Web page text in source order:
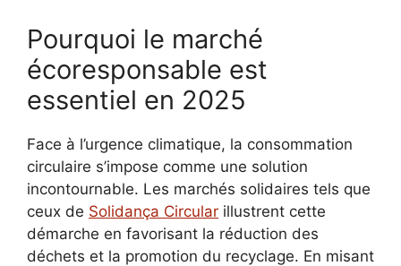
Pourquoi le marché
écoresponsable est
essentiel en 2025
Face à l’urgence climatique, la consommation
circulaire s’impose comme une solution
incontournable. Les marchés solidaires tels que
ceux de Solidança Circular illustrent cette
démarche en favorisant la réduction des
déchets et la promotion du recyclage. En misant